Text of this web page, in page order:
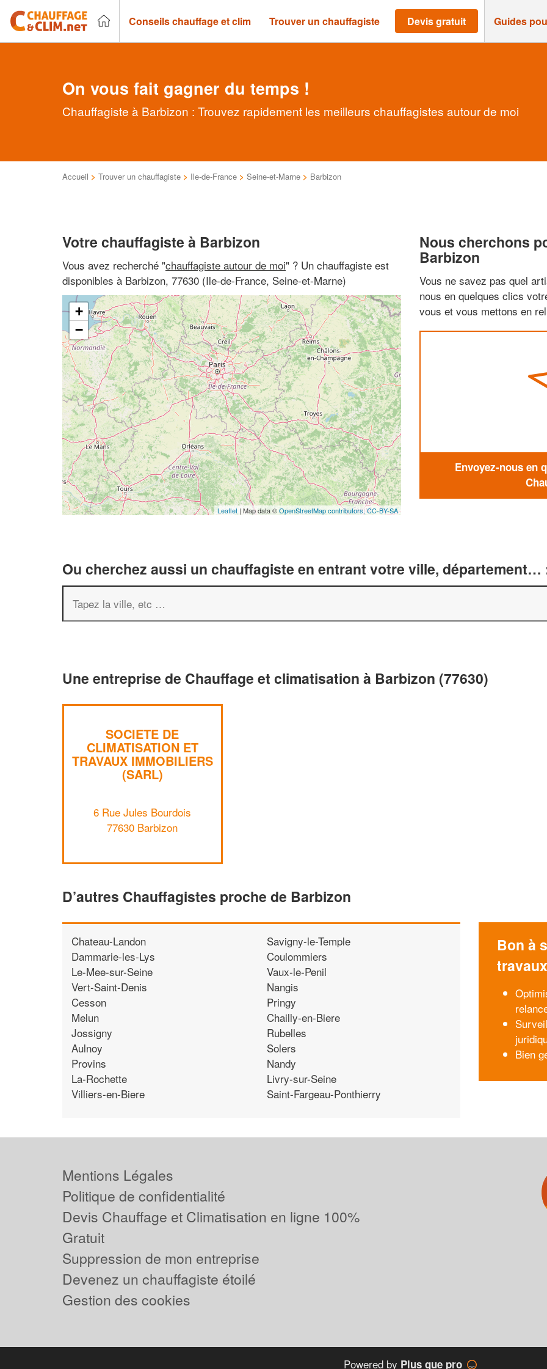
Conseils chauffage et clim Trouver un chauffagiste Devis gratuit Guides
On vous fait gagner du temps !
Chauffagiste à Barbizon : Trouvez rapidement les meilleurs chauffagistes autour de moi
Accueil > Trouver un chauffagiste > Ile-de-France > Seine-et-Marne > Barbizon
Votre chauffagiste à Barbizon
Vous avez recherché "chauffagiste autour de moi" ? Un chauffagiste est
disponibles à Barbizon, 77630 (Ile-de-France, Seine-et-Marne)
+
−
Leaflet | Map data ©OpenStreetMap contributors,CC-BY-SA
Nous cherchons
Barbizon
Vous ne savez pas quel
nous en quelques clics
vous et vous mettons en
Envoyez-nous en
Ou cherchez aussi un chauffagiste en entrant votre ville, département…
Une entreprise de Chauffage et climatisation à Barbizon (77630)
SOCIETE DE
CLIMATISATION ET
TRAVAUX IMMOBILIERS
(SARL)
6 Rue Jules Bourdois
77630 Barbizon
D’autres Chauffagistes proche de Barbizon
Chateau-Landon
Dammarie-les-Lys
Le-Mee-sur-Seine
Vert-Saint-Denis
Cesson
Melun
Jossigny
Aulnoy
Provins
La-Rochette
Villiers-en-Biere
Savigny-le-Temple
Coulommiers
Vaux-le-Penil
Nangis
Pringy
Chailly-en-Biere
Rubelles
Solers
Nandy
Livry-sur-Seine
Saint-Fargeau-Ponthierry
Bon à
travaux
Bien
Mentions Légales
Politique de confidentialité
Devis Chauffage et Climatisation en ligne 100%
Gratuit
Suppression de mon entreprise
Devenez un chauffagiste étoilé
Gestion des cookies
Powered by Plus que pro